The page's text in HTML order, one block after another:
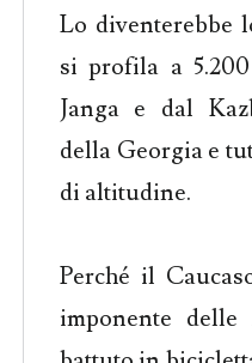
Lo diventerebbe
si profila a
Janga e dal
della Georgia e
di altitudine.
Perché il
imponente